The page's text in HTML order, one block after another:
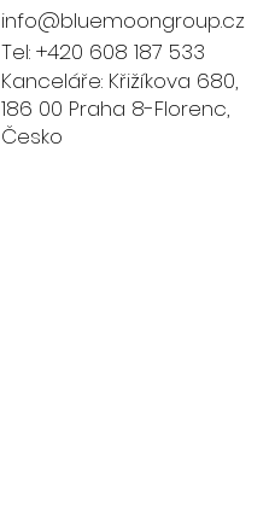
info@bluemoongroup.cz
Tel: +420 608 187 533
Kanceláře: Křižíkova 680,
186 00 Praha 8-Florenc,
Česko